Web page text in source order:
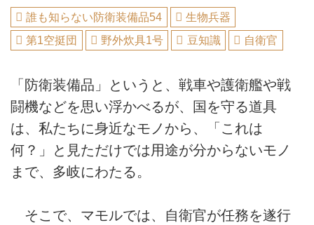
誰も知らない防衛装備品54
生物兵器
第1空挺団
野外炊具1号 豆知識 自衛官
「防衛装備品」というと、戦車や護衛艦や戦
闘機などを思い浮かべるが、国を守る道具
は、私たちに身近なモノから、「これは
何？」と見ただけでは用途が分からないモノ
まで、多岐にわたる。
そこで、マモルでは、自衛官が任務を遂行